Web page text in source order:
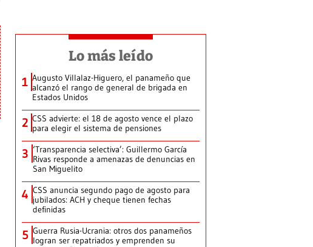
Lo más leído
1 Augusto Villalaz-Higuero, el panameño que
alcanzó el rango de general de brigada en
Estados Unidos
2 CSS advierte: el 18 de agosto vence el plazo
para elegir el sistema de pensiones
3 ‘Transparencia selectiva’: Guillermo García
Rivas responde a amenazas de denuncias en
San Miguelito
4 CSS anuncia segundo pago de agosto para
jubilados: ACH y cheque tienen fechas
definidas
5 Guerra Rusia-Ucrania: otros dos panameños
logran ser repatriados y emprenden su